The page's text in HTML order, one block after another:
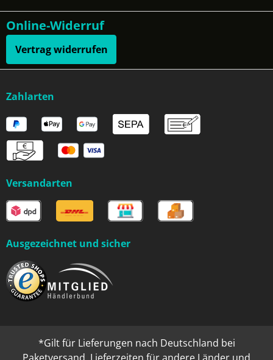
Online-Widerruf
Vertrag widerrufen
Zahlarten
Versandarten
Ausgezeichnet und sicher
*Gilt für Lieferungen nach Deutschland bei